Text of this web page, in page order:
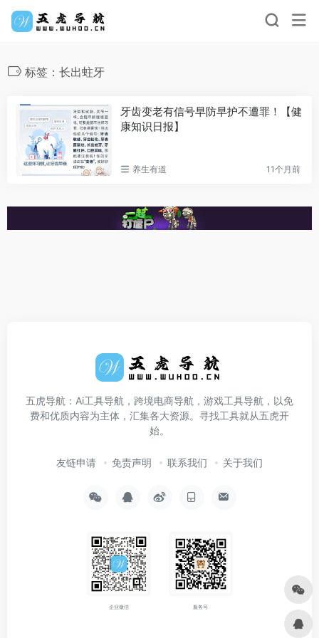
标签：长出蛀牙
牙齿变老有信号早防早护不遭罪！【健
康知识日报】
养生有道 11个月前
五虎导航：Ai工具导航，跨境电商导航，游戏工具导航，以免
费和优质内容为主体，汇集各大资源。寻找工具就从五虎开
始。
友链申请 免责声明 联系我们 关于我们
企业微信 服务号